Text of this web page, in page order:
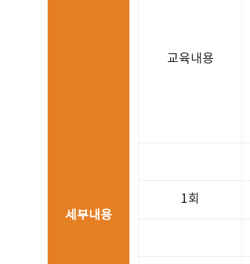
세부내용
교육내용
1회